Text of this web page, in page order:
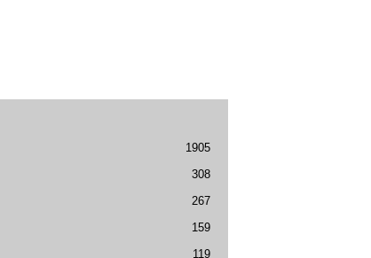
1905
308
267
159
119